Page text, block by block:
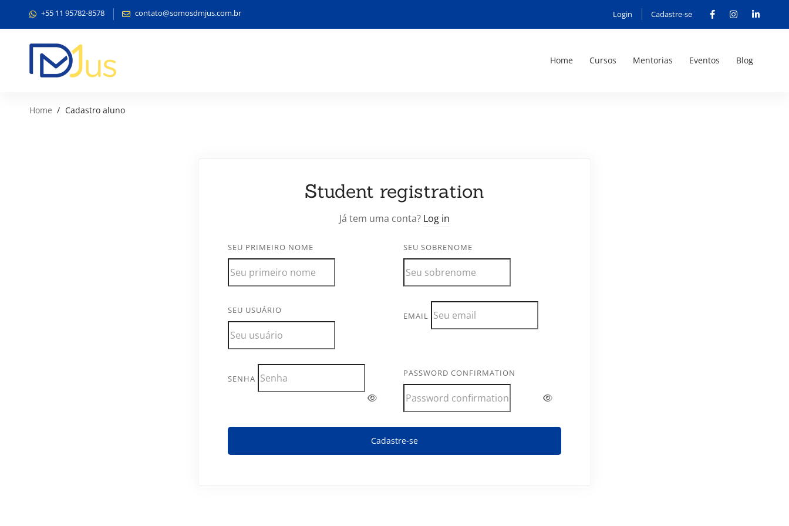
+55 11 95782-8578 contato@somosdmjus.com.br Login Cadastre-se
Home Cursos Mentorias Eventos Blog
Home Cadastro aluno
Student registration
Já tem uma conta? Log in
SEU PRIMEIRO NOME SEU SOBRENOME
SEU USUÁRIO
EMAIL
SENHA
PASSWORD CONFIRMATION
Cadastre-se